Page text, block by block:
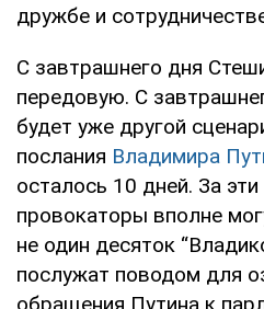
дружбе и
С завтрашнего дня
передовую. С
будет уже другой
послания Владимира
осталось 10 дней. За
провокаторы вполне
не один десяток
послужат поводом для
обращения Путина к